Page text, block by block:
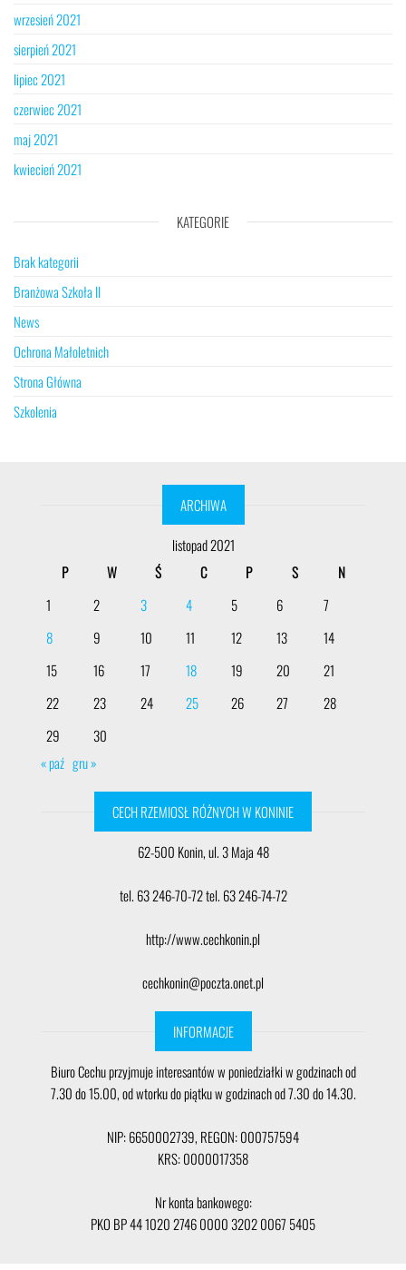
wrzesień 2021
sierpień 2021
lipiec 2021
czerwiec 2021
maj 2021
kwiecień 2021
KATEGORIE
Brak kategorii
Branżowa Szkoła II
News
Ochrona Małoletnich
Strona Główna
Szkolenia
ARCHIWA
listopad 2021
P
W Ś C P S
N
1
2 3 4 5 6
7
8
9 10 11 12 13
14
15
16 17 18 19 20
21
22
23 24 25 26 27
28
29
30
« paź gru »
CECH RZEMIOSŁ RÓŻNYCH W KONINIE
62-500 Konin, ul. 3 Maja 48
tel. 63 246-70-72 tel. 63 246-74-72
http://www.cechkonin.pl
cechkonin@poczta.onet.pl
INFORMACJE
Biuro Cechu przyjmuje interesantów w poniedziałki w godzinach od
7.30 do 15.00, od wtorku do piątku w godzinach od 7.30 do 14.30.
NIP: 6650002739, REGON: 000757594
KRS: 0000017358
Nr konta bankowego:
PKO BP 44 1020 2746 0000 3202 0067 5405